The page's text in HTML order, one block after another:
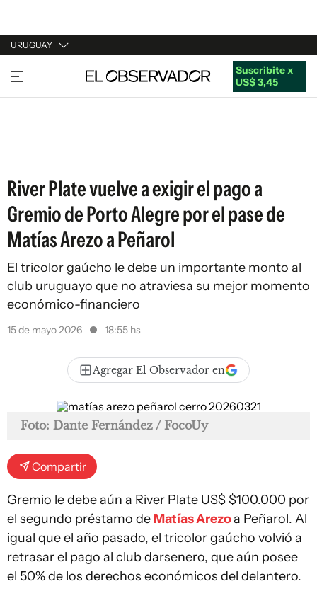
URUGUAY
URUGUAY
ARGENTINA
Suscribite x
US$ 3,45
River Plate vuelve a exigir el pago a
Gremio de Porto Alegre por el pase de
Matías Arezo a Peñarol
El tricolor gaúcho le debe un importante monto al
club uruguayo que no atraviesa su mejor momento
económico-financiero
15 de mayo 2026 18:55 hs
Agregar El Observador en
Foto: Dante Fernández / FocoUy
Compartir
Gremio le debe aún a River Plate US$ $100.000 por
el segundo préstamo de Matías Arezoa Peñarol. Al
igual que el año pasado, el tricolor gaúcho volvió a
retrasar el pago al club darsenero, que aún posee
el 50% de los derechos económicos del delantero.